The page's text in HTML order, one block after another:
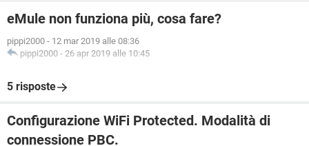
eMule non funziona più, cosa fare?
pippi2000 - 12 mar 2019 alle 08:36
pippi2000 - 26 apr 2019 alle 10:45
5 risposte
Configurazione WiFi Protected. Modalità di
connessione PBC.